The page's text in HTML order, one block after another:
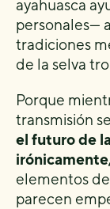
ayahuasca
personales—
tradiciones
de la selva
Porque
transmisión
el futuro de
elementos
parecen